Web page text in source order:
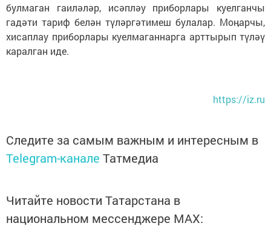
булмаган гаиләләр, исәпләу приборлары куелганчы
гадәти тариф белән түләргәтимеш булалар. Моӊарчы,
хисаплау приборлары куелмаганнарга арттырып түләү
каралган иде.
https://iz.ru
Следите за самым важным и интересным в
Telegram-канале Татмедиа
Читайте новости Татарстана в
национальном мессенджере MАХ: